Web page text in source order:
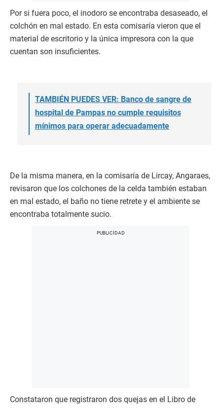
Por si fuera poco, el inodoro se encontraba desaseado, el
colchón en mal estado. En esta comisaría vieron que el
material de escritorio y la única impresora con la que
cuentan son insuficientes.
TAMBIÉN PUEDES VER: Banco de sangre de
hospital de Pampas no cumple requisitos
mínimos para operar adecuadamente
De la misma manera, en la comisaría de Lircay, Angaraes,
revisaron que los colchones de la celda también estaban
en mal estado, el baño no tiene retrete y el ambiente se
encontraba totalmente sucio.
Constataron que registraron dos quejas en el Libro de